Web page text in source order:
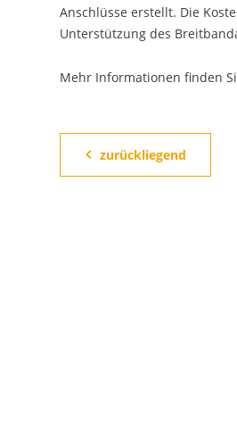
Anschlüsse erstellt. Die
Unterstützung des
Mehr Informationen finden
zurückliegend